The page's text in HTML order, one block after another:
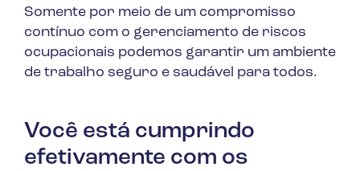
Somente por meio de um compromisso
contínuo com o gerenciamento de riscos
ocupacionais podemos garantir um ambiente
de trabalho seguro e saudável para todos.
Você está cumprindo
efetivamente com os